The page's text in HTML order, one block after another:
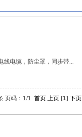
线电缆，防尘罩，同步带...
页码：1/1 首页 上页 [1] 下页